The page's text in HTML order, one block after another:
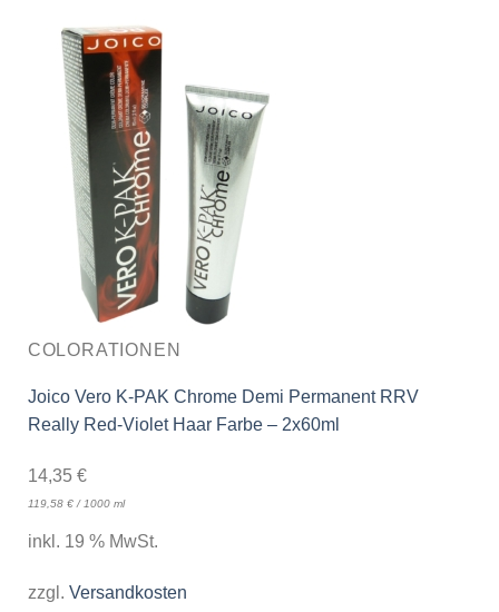
COLORATIONEN
Joico Vero K-PAK Chrome Demi Permanent RRV
Really Red-Violet Haar Farbe – 2x60ml
14,35 €
119,58 €/1000 ml
inkl. 19 % MwSt.
zzgl. Versandkosten